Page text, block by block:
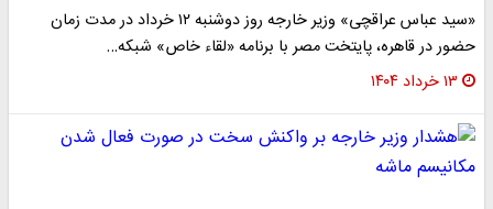
«سید عباس عراقچی» وزیر خارجه روز دوشنبه ۱۲ خرداد در مدت زمان
حضور در قاهره، پایتخت مصر با برنامه «لقاء خاص» شبکه…
۱۳ خرداد ۱۴۰۴